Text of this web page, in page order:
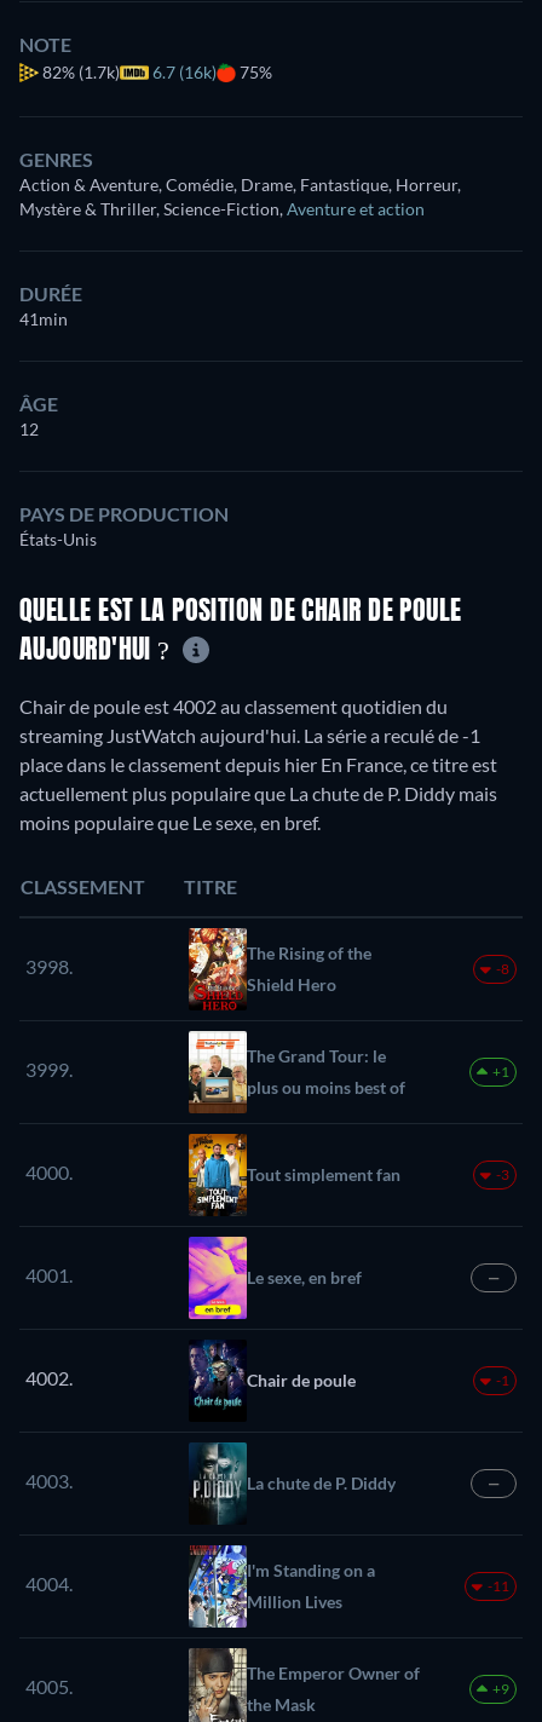
NOTE
82% (1.7k) 6.7 (16k) 75%
GENRES
Action & Aventure, Comédie, Drame, Fantastique, Horreur,
Mystère & Thriller, Science-Fiction,Aventure et action
DURÉE
41min
ÂGE
12
PAYS DE PRODUCTION
États-Unis
QUELLE EST LA POSITION DE CHAIR DE POULE
AUJOURD'HUI ?
Chair de poule est 4002 au classement quotidien du
streaming JustWatch aujourd'hui. La série a reculé de -1
place dans le classement depuis hier En France, ce titre est
actuellement plus populaire que La chute de P. Diddy mais
moins populaire que Le sexe, en bref.
CLASSEMENT TITRE
3998.
The Rising of the
Shield Hero
-8
3999.
The Grand Tour: le
plus ou moins best of
+1
4000. Tout simplement fan -3
4001. Le sexe, en bref —
4002. Chair de poule -1
4003. La chute de P. Diddy —
4004.
I'm Standing on a
Million Lives
-11
4005.
The Emperor Owner of
the Mask
+9